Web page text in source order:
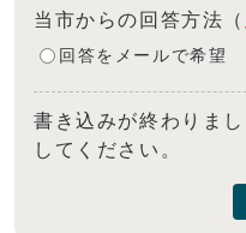
当市からの回答方法 （
回答をメールで希望
書き込みが終わりま
してください。